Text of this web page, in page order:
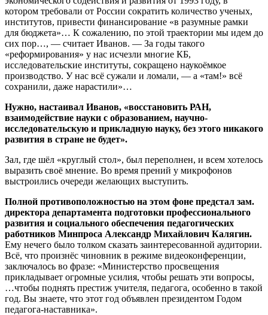
котором требовали от России сократить количество ученых,
институтов, привести финансирование «в разумные рамки
для бюджета»… К сожалению, по этой траектории мы идем до
сих пор…, — считает Иванов. — За годы такого
«реформирования» у нас исчезли многие КБ,
исследовательские институты, сокращено наукоёмкое
производство. У нас всё сужали и ломали, — а «там!» всё
сохранили, даже нарастили»…
Нужно, настаивал Иванов, «восстановить РАН,
взаимодействие науки с образованием, научно-
исследовательскую и прикладную науку, без этого никакого
развития в стране не будет».
Зал, где шёл «круглый стол», был переполнен, и всем хотелось
выразить своё мнение. Во время прений у микрофонов
выстроились очереди желающих выступить.
Полной противоположностью на этом фоне предстал зам.
директора департамента подготовки профессионального
развития и социального обеспечения педагогических
работников Минпроса Александр Михайлович Калягин.
Ему нечего было толком сказать заинтересованной аудитории.
Всё, что произнёс чиновник в режиме видеоконференции,
заключалось во фразе: «Министерство просвещения
прикладывает огромные усилия, чтобы решать эти вопросы,
…чтобы поднять престиж учителя, педагога, особенно в такой
год. Вы знаете, что этот год объявлен президентом Годом
педагога-наставника».